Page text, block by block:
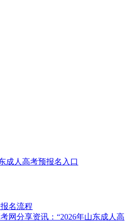
成人高考预报名入口
名流程
网分享资讯：“2026年山东成人高